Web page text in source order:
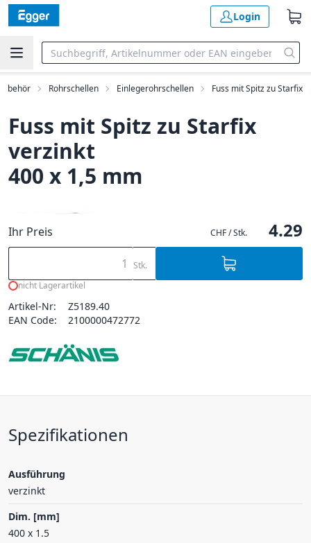
Login
Rohrschellen Einlegerohrschellen Fuss mit Spitz zu Starfix
Fuss mit Spitz zu Starfix
verzinkt
400 x 1,5 mm
Ihr Preis CHF / Stk. 4.29
Stk.
nicht Lagerartikel
Artikel-Nr:
Z5189.40
EAN Code:
2100000472772
Spezifikationen
Ausführung
verzinkt
Dim. [mm]
400 x 1.5